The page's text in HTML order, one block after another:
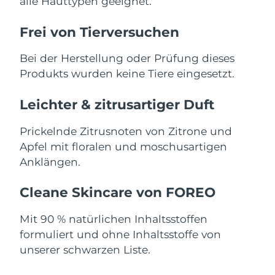
Frei von Tierversuchen
Bei der Herstellung oder Prüfung dieses
Produkts wurden keine Tiere eingesetzt.
Leichter & zitrusartiger Duft
Prickelnde Zitrusnoten von Zitrone und
Apfel mit floralen und moschusartigen
Anklängen.
Cleane Skincare von FOREO
Mit 90 % natürlichen Inhaltsstoffen
formuliert und ohne Inhaltsstoffe von
unserer schwarzen Liste.
Slowakei Erwartete Lieferung8/10/26
Slowenien Erwartete Lieferung
Südafrika Erwartete Lieferung8/18/26
Südkorea
Spanien Erwartete Lieferung
Schweden Erwartete Lieferung
Schweiz Erwartete Lieferung